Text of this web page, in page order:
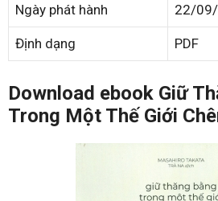
Ngày phát hành 22/
Định dạng PDF
Download ebook Giữ
Trong Một Thế Giới